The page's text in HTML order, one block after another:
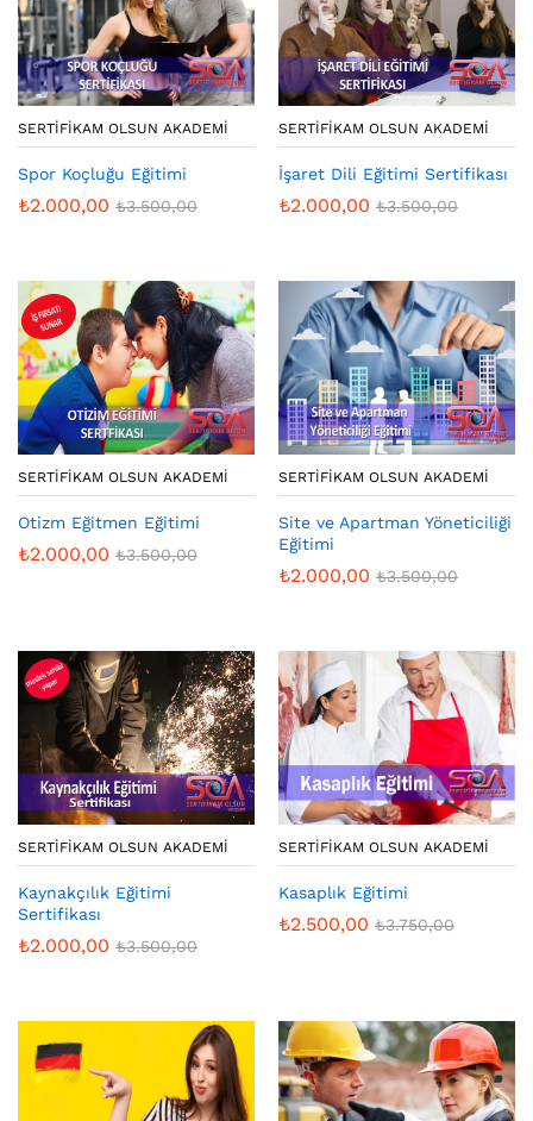
SERTIFIKAM OLSUN AKADEMI
Spor Koçluğu Eğitimi
₺2.000,00 ₺3.500,00
SERTIFIKAM OLSUN AKADEMI
İşaret Dili Eğitimi Sertifikası
₺2.000,00 ₺3.500,00
SERTIFIKAM OLSUN AKADEMI
Otizm Eğitmen Eğitimi
₺2.000,00 ₺3.500,00
SERTIFIKAM OLSUN AKADEMI
Site ve Apartman Yöneticiliği
Eğitimi
₺2.000,00 ₺3.500,00
SERTIFIKAM OLSUN AKADEMI
Kaynakçılık Eğitimi
Sertifikası
₺2.000,00 ₺3.500,00
SERTIFIKAM OLSUN AKADEMI
Kasaplık Eğitimi
₺2.500,00 ₺3.750,00